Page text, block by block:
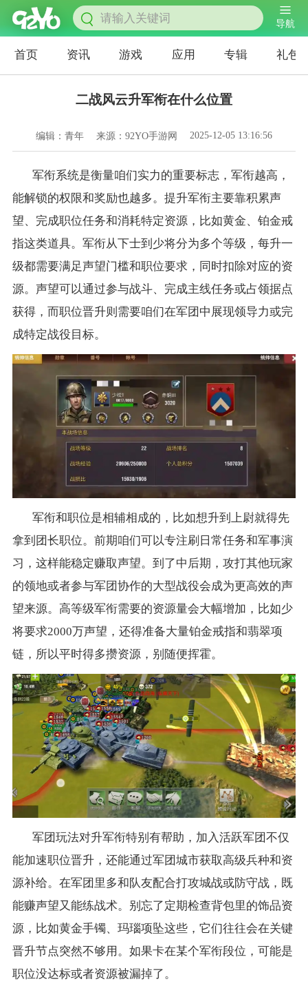
导航
首页 资讯 游戏 应用 专辑 礼包
二战风云升军衔在什么位置
编辑：青年 来源：92YO手游网 2025-12-05 13:16:56
军衔系统是衡量咱们实力的重要标志，军衔越高，
能解锁的权限和奖励也越多。提升军衔主要靠积累声
望、完成职位任务和消耗特定资源，比如黄金、铂金戒
指这类道具。军衔从下士到少将分为多个等级，每升一
级都需要满足声望门槛和职位要求，同时扣除对应的资
源。声望可以通过参与战斗、完成主线任务或占领据点
获得，而职位晋升则需要咱们在军团中展现领导力或完
成特定战役目标。
军衔和职位是相辅相成的，比如想升到上尉就得先
拿到团长职位。前期咱们可以专注刷日常任务和军事演
习，这样能稳定赚取声望。到了中后期，攻打其他玩家
的领地或者参与军团协作的大型战役会成为更高效的声
望来源。高等级军衔需要的资源量会大幅增加，比如少
将要求2000万声望，还得准备大量铂金戒指和翡翠项
链，所以平时得多攒资源，别随便挥霍。
军团玩法对升军衔特别有帮助，加入活跃军团不仅
能加速职位晋升，还能通过军团城市获取高级兵种和资
源补给。在军团里多和队友配合打攻城战或防守战，既
能赚声望又能练战术。别忘了定期检查背包里的饰品资
源，比如黄金手镯、玛瑙项坠这些，它们往往会在关键
晋升节点突然不够用。如果卡在某个军衔段位，可能是
职位没达标或者资源被漏掉了。